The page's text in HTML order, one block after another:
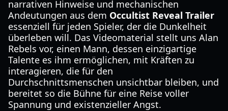
narrativen Hinweise und mechanischen
Andeutungen aus dem Occultist Reveal Trailer
essenziell für jeden Spieler, der die Dunkelheit
überleben will. Das Videomaterial stellt uns Alan
Rebels vor, einen Mann, dessen einzigartige
Talente es ihm ermöglichen, mit Kräften zu
interagieren, die für den
Durchschnittsmenschen unsichtbar bleiben, und
bereitet so die Bühne für eine Reise voller
Spannung und existenzieller Angst.